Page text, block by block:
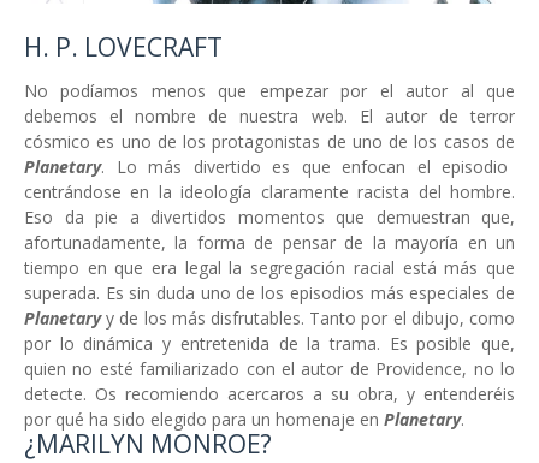
H. P. LOVECRAFT
No podíamos menos que empezar por el autor al que
debemos el nombre de nuestra web. El autor de terror
cósmico es uno de los protagonistas de uno de los casos de
Planetary. Lo más divertido es que enfocan el episodio
centrándose en la ideología claramente racista del hombre.
Eso da pie a divertidos momentos que demuestran que,
afortunadamente, la forma de pensar de la mayoría en un
tiempo en que era legal la segregación racial está más que
superada. Es sin duda uno de los episodios más especiales de
Planetaryy de los más disfrutables. Tanto por el dibujo, como
por lo dinámica y entretenida de la trama. Es posible que,
quien no esté familiarizado con el autor de Providence, no lo
detecte. Os recomiendo acercaros a su obra, y entenderéis
por qué ha sido elegido para un homenaje en Planetary.
¿MARILYN MONROE?